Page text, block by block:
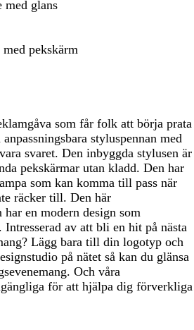
med glans
pekskärm
som får folk att börja prata
styluspennan med
svaret. Den inbyggda stylusen är
pekskärmar utan kladd. Den har
som kan komma till pass när
räcker till. Den här
har en modern design som
Intresserad av att bli en hit på nästa
Lägg bara till din logotyp och
på nätet så kan du glänsa
Och våra
för att hjälpa dig förverkliga